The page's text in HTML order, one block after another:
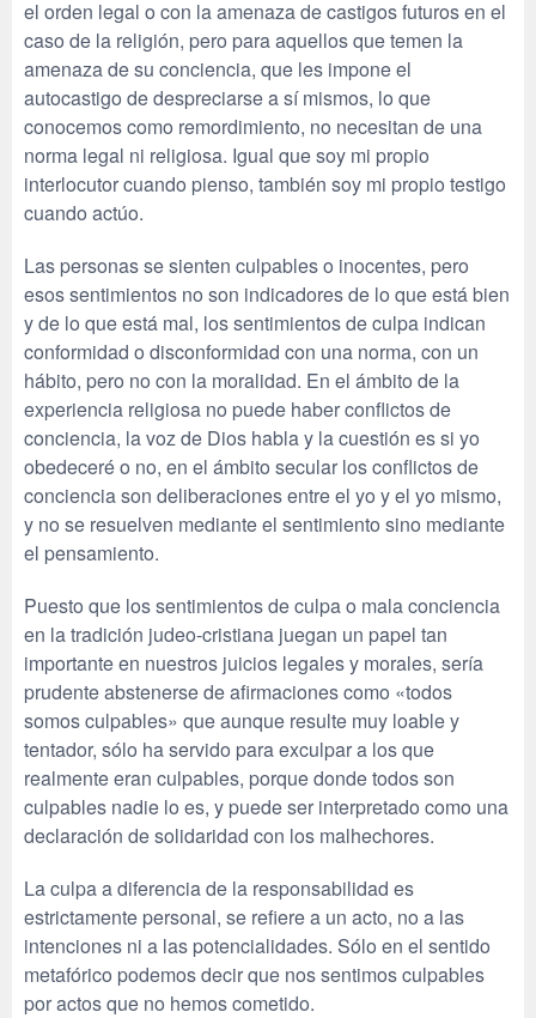
el orden legal o con la amenaza de castigos futuros en el
caso de la religión, pero para aquellos que temen la
amenaza de su conciencia, que les impone el
autocastigo de despreciarse a sí mismos, lo que
conocemos como remordimiento, no necesitan de una
norma legal ni religiosa. Igual que soy mi propio
interlocutor cuando pienso, también soy mi propio testigo
cuando actúo.
Las personas se sienten culpables o inocentes, pero
esos sentimientos no son indicadores de lo que está bien
y de lo que está mal, los sentimientos de culpa indican
conformidad o disconformidad con una norma, con un
hábito, pero no con la moralidad. En el ámbito de la
experiencia religiosa no puede haber conflictos de
conciencia, la voz de Dios habla y la cuestión es si yo
obedeceré o no, en el ámbito secular los conflictos de
conciencia son deliberaciones entre el yo y el yo mismo,
y no se resuelven mediante el sentimiento sino mediante
el pensamiento.
Puesto que los sentimientos de culpa o mala conciencia
en la tradición judeo-cristiana juegan un papel tan
importante en nuestros juicios legales y morales, sería
prudente abstenerse de afirmaciones como «todos
somos culpables» que aunque resulte muy loable y
tentador, sólo ha servido para exculpar a los que
realmente eran culpables, porque donde todos son
culpables nadie lo es, y puede ser interpretado como una
declaración de solidaridad con los malhechores.
La culpa a diferencia de la responsabilidad es
estrictamente personal, se refiere a un acto, no a las
intenciones ni a las potencialidades. Sólo en el sentido
metafórico podemos decir que nos sentimos culpables
por actos que no hemos cometido.